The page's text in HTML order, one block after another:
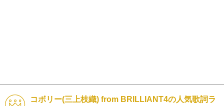
コボリー(三上枝織) from BRILLIANT4の人気歌詞ラ